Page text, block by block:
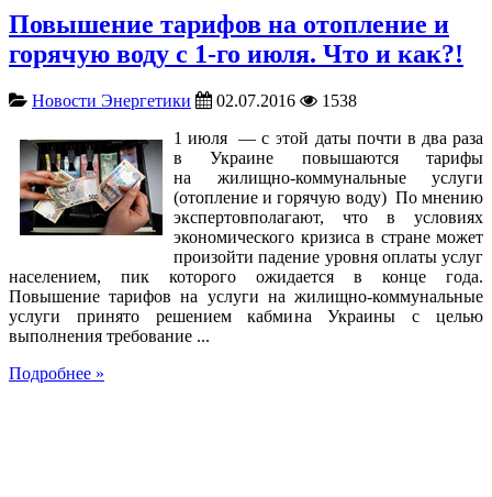
Повышение тарифов на отопление и
горячую воду с 1-го июля. Что и как?!
Новости Энергетики 02.07.2016
1538
1 июля — с этой даты почти в два раза
в Украине повышаются тарифы
на жилищно-коммунальные услуги
(отопление и горячую воду) По мнению
экспертовполагают, что в условиях
экономического кризиса в стране может
произойти падение уровня оплаты услуг
населением, пик которого ожидается в конце года.
Повышение тарифов на услуги на жилищно-коммунальные
услуги принято решением кабмина Украины с целью
выполнения требование ...
Подробнее »